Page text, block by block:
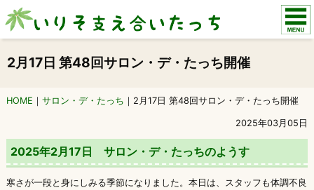
いりそ支え合いたっち
2月17日 第48回サロン・デ・たっち開催
HOME サロン・デ・たっち 2月17日 第48回サロン・デ・たっち開催
2025年03月05日
2025年2月17日 サロン・デ・たっちのようす
寒さが一段と身にしみる季節になりました。本日は、スタッフも体調不良